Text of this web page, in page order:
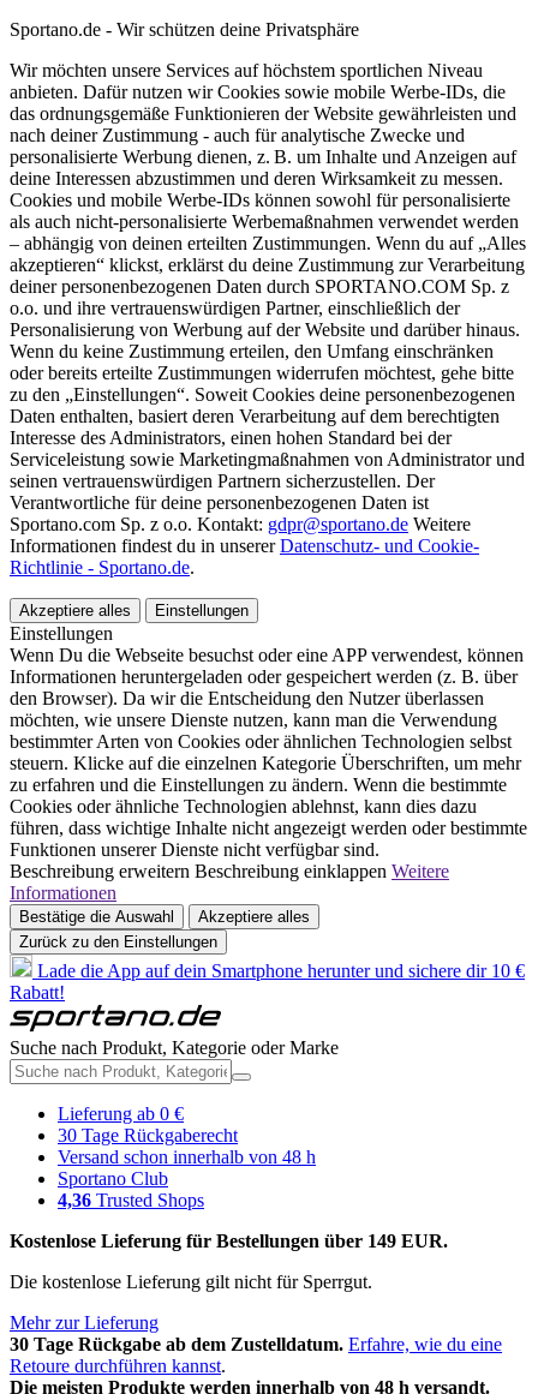
Sportano.de - Wir schützen deine Privatsphäre
Wir möchten unsere Services auf höchstem sportlichen Niveau
anbieten. Dafür nutzen wir Cookies sowie mobile Werbe-IDs, die
das ordnungsgemäße Funktionieren der Website gewährleisten und
nach deiner Zustimmung - auch für analytische Zwecke und
personalisierte Werbung dienen, z. B. um Inhalte und Anzeigen auf
deine Interessen abzustimmen und deren Wirksamkeit zu messen.
Cookies und mobile Werbe-IDs können sowohl für personalisierte
als auch nicht-personalisierte Werbemaßnahmen verwendet werden
– abhängig von deinen erteilten Zustimmungen. Wenn du auf „Alles
akzeptieren“ klickst, erklärst du deine Zustimmung zur Verarbeitung
deiner personenbezogenen Daten durch SPORTANO.COM Sp. z
o.o. und ihre vertrauenswürdigen Partner, einschließlich der
Personalisierung von Werbung auf der Website und darüber hinaus.
Wenn du keine Zustimmung erteilen, den Umfang einschränken
oder bereits erteilte Zustimmungen widerrufen möchtest, gehe bitte
zu den „Einstellungen“. Soweit Cookies deine personenbezogenen
Daten enthalten, basiert deren Verarbeitung auf dem berechtigten
Interesse des Administrators, einen hohen Standard bei der
Serviceleistung sowie Marketingmaßnahmen von Administrator und
seinen vertrauenswürdigen Partnern sicherzustellen. Der
Verantwortliche für deine personenbezogenen Daten ist
Sportano.com Sp. z o.o. Kontakt: gdpr@sportano.de Weitere
Informationen findest du in unsererDatenschutz- und Cookie-
Richtlinie - Sportano.de.
Akzeptiere alles Einstellungen
Einstellungen
Wenn Du die Webseite besuchst oder eine APP verwendest, können
Informationen heruntergeladen oder gespeichert werden (z. B. über
den Browser). Da wir die Entscheidung den Nutzer überlassen
möchten, wie unsere Dienste nutzen, kann man die Verwendung
bestimmter Arten von Cookies oder ähnlichen Technologien selbst
steuern. Klicke auf die einzelnen Kategorie Überschriften, um mehr
zu erfahren und die Einstellungen zu ändern. Wenn die bestimmte
Cookies oder ähnliche Technologien ablehnst, kann dies dazu
führen, dass wichtige Inhalte nicht angezeigt werden oder bestimmte
Funktionen unserer Dienste nicht verfügbar sind.
Beschreibung erweitern Beschreibung einklappen Weitere
Informationen
Bestätige die Auswahl
Akzeptiere alles
Zurück zu den Einstellungen
Lade die App auf dein Smartphone herunter und sichere dir 10 €
Rabatt!
Suche nach Produkt, Kategorie oder Marke
Lieferung ab 0 €
30 Tage Rückgaberecht
Versand schon innerhalb von 48 h
Sportano Club
4,36 Trusted Shops
Kostenlose Lieferung für Bestellungen über 149 EUR.
Die kostenlose Lieferung gilt nicht für Sperrgut.
Mehr zur Lieferung
30 Tage Rückgabe ab dem Zustelldatum. Erfahre, wie du eine
Retoure durchführen kannst.
Die meisten Produkte werden innerhalb von 48 h versandt.